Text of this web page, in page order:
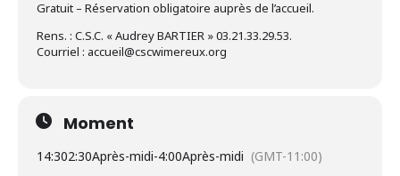
Gratuit – Réservation obligatoire auprès de l’accueil.
Rens. : C.S.C. « Audrey BARTIER » 03.21.33.29.53.
Courriel : accueil@cscwimereux.org
Moment
14:302:30Après-midi-4:00Après-midi (GMT-11:00)